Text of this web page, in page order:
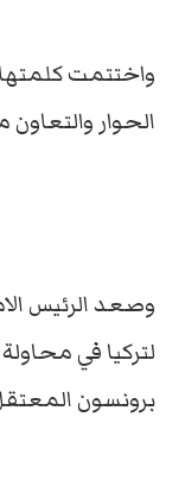
واختتمت كلمتها
الحوار
وصعد الرئيس
لتركيا في
برونسون المعتقل